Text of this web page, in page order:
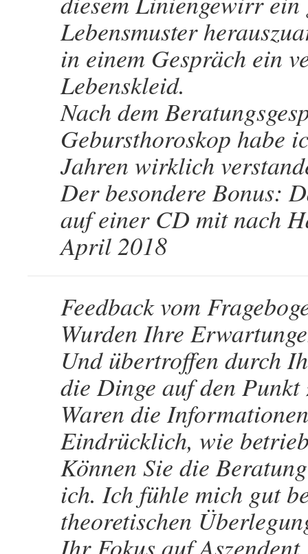
Lebensmuster
in einem Gespräch ein
Lebenskleid.
Nach dem
Gebursthoroskop habe
Jahren wirklich
Der besondere Bonus:
auf einer CD mit nach
April 2018
Feedback vom
Wurden Ihre
Und übertroffen durch
die Dinge auf den Punkt
Waren die
Eindrücklich, wie
Können Sie die
ich. Ich fühle mich gut
theoretischen
Ihr Fokus auf